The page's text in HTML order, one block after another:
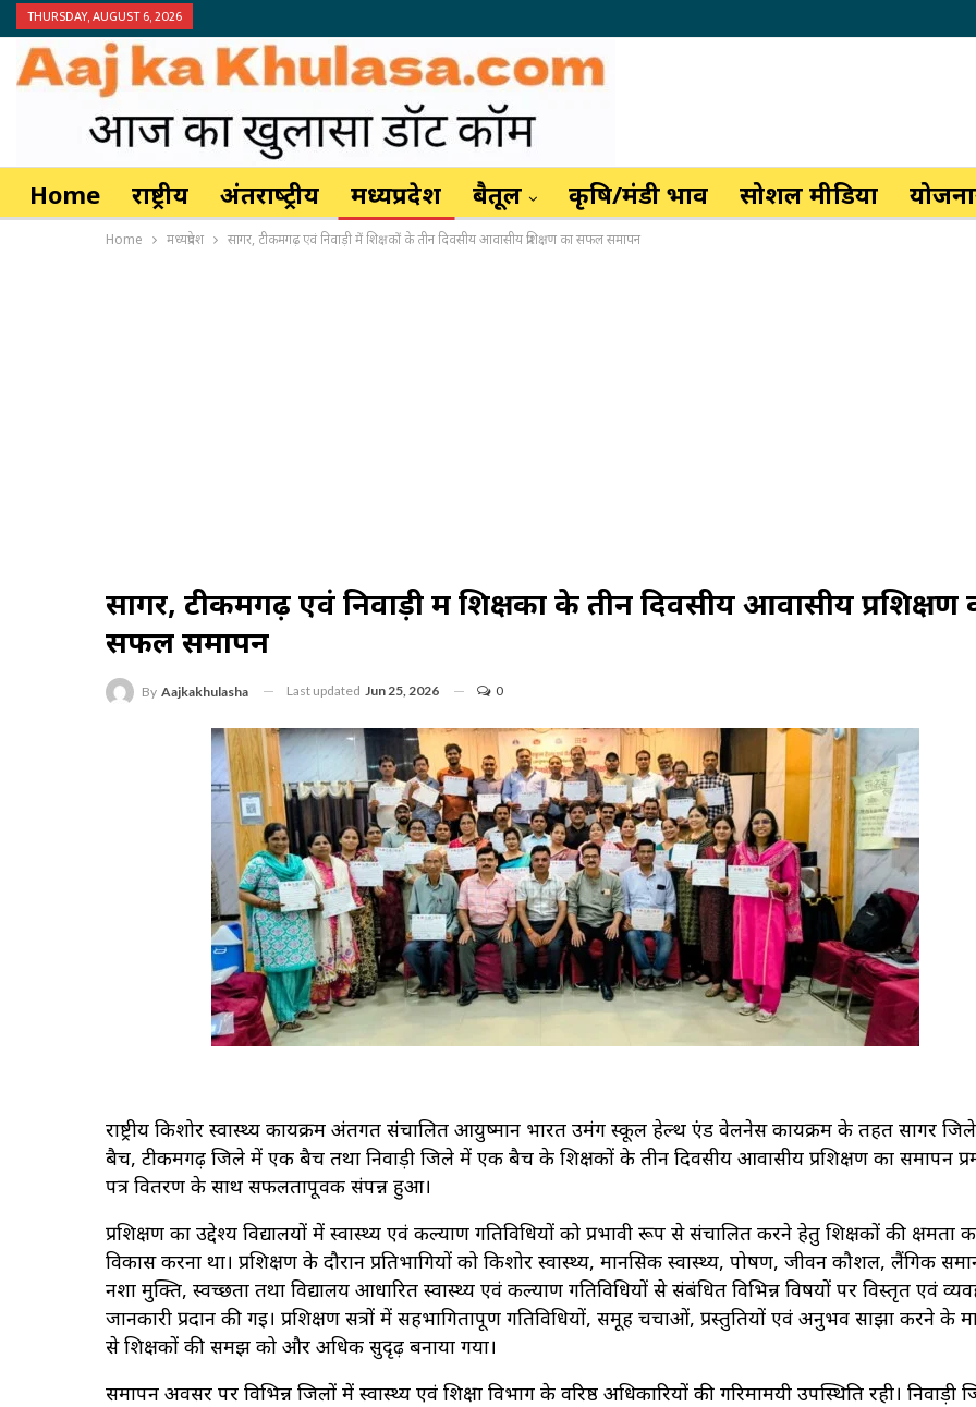
THURSDAY, AUGUST 6, 2026
Home राष्ट्रीय अंतर्राष्‍ट्रीय मध्यप्रदेश बैतूल कृषि/मंडी भाव सोशल मीडिया
Home मध्यप्रदेश सागर, टीकमगढ़ एवं निवाड़ी में शिक्षकों के तीन दिवसीय आवासीय प्रशिक्षण का सफल समापन
सागर, टीकमगढ़ एवं निवाड़ी में शिक्षकों के तीन दिवसीय आवासीय प्रशिक्षण
सफल समापन
By Aajkakhulasha Last updated Jun 25, 2026 0
राष्ट्रीय किशोर स्वास्थ्य कार्यक्रम अंतर्गत संचालित आयुष्मान भारत उमंग स्कूल हेल्थ एंड वेलनेस कार्यक्रम के तहत सागर
बैच, टीकमगढ़ जिले में एक बैच तथा निवाड़ी जिले में एक बैच के शिक्षकों के तीन दिवसीय आवासीय प्रशिक्षण का समापन
पत्र वितरण के साथ सफलतापूर्वक संपन्न हुआ।
प्रशिक्षण का उद्देश्य विद्यालयों में स्वास्थ्य एवं कल्याण गतिविधियों को प्रभावी रूप से संचालित करने हेतु शिक्षकों की क्षमता
विकास करना था। प्रशिक्षण के दौरान प्रतिभागियों को किशोर स्वास्थ्य, मानसिक स्वास्थ्य, पोषण, जीवन कौशल, लैंगिक
नशा मुक्ति, स्वच्छता तथा विद्यालय आधारित स्वास्थ्य एवं कल्याण गतिविधियों से संबंधित विभिन्न विषयों पर विस्तृत एवं
जानकारी प्रदान की गई। प्रशिक्षण सत्रों में सहभागितापूर्ण गतिविधियों, समूह चर्चाओं, प्रस्तुतियों एवं अनुभव साझा करने के
से शिक्षकों की समझ को और अधिक सुदृढ़ बनाया गया।
समापन अवसर पर विभिन्न जिलों में स्वास्थ्य एवं शिक्षा विभाग के वरिष्ठ अधिकारियों की गरिमामयी उपस्थिति रही। निवाड़ी